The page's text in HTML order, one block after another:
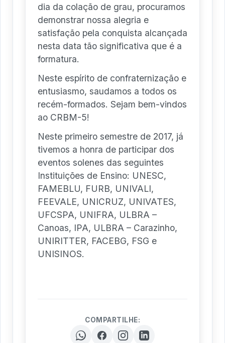
dia da colação de grau, procuramos
demonstrar nossa alegria e
satisfação pela conquista alcançada
nesta data tão significativa que é a
formatura.
Neste espírito de confraternização e
entusiasmo, saudamos a todos os
recém-formados. Sejam bem-vindos
ao CRBM-5!
Neste primeiro semestre de 2017, já
tivemos a honra de participar dos
eventos solenes das seguintes
Instituições de Ensino: UNESC,
FAMEBLU, FURB, UNIVALI,
FEEVALE, UNICRUZ, UNIVATES,
UFCSPA, UNIFRA, ULBRA –
Canoas, IPA, ULBRA – Carazinho,
UNIRITTER, FACEBG, FSG e
UNISINOS.
COMPARTILHE: